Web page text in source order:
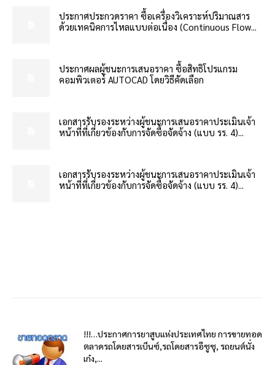
ประกาศประกวดราคา ซื้อเครื่องวิเคราะห์ปริมาณสาร
ด้วยเทคนิคการไหลแบบต่อเนื่อง (Continuous Flow...
ประกาศผลผู้ชนะการเสนอราคา ซื้อสิทธิโปรแกรม
คอมพิวเตอร์ AUTOCAD โดยวิธีคัดเลือก
เอกสารรับรองระหว่างผู้ชนะการเสนอราคาประเมินเจ้า
หน้าที่ที่เกี่ยวข้องกับการจัดซื้อจัดจ้าง (แบบ รร. 4)...
เอกสารรับรองระหว่างผู้ชนะการเสนอราคาประเมินเจ้า
หน้าที่ที่เกี่ยวข้องกับการจัดซื้อจัดจ้าง (แบบ รร. 4)...
!!!…ประกาศการยาสูบแห่งประเทศไทย การขายทอด
ตลาดรถโดยสารเบ็นซ์,รถโดยสารอีซูซุ, รถยนต์นั่ง
เก๋ง,...